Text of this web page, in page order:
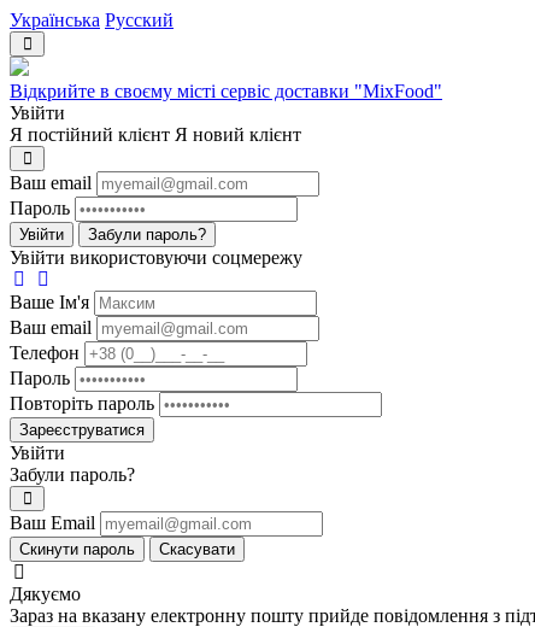
Українська Русский
Відкрийте в своєму місті сервіс доставки "MixFood"
Увійти
Я постійний клієнт Я новий клієнт
Ваш email
Пароль
Увійти Забули пароль?
Увійти використовуючи соцмережу
Ваше Iм'я
Ваш email
Телефон
Пароль
Повторіть пароль
Зареєструватися
Увійти
Забули пароль?
Ваш Email
Скинути пароль Скасувати
Дякуємо
Зараз на вказану електронну пошту прийде повідомлення з